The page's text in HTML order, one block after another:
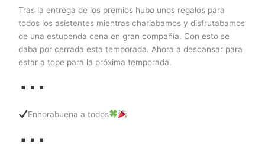
Tras la entrega de los premios hubo unos regalos para
todos los asistentes mientras charlabamos y disfrutabamos
de una estupenda cena en gran compañía. Con esto se
daba por cerrada esta temporada. Ahora a descansar para
estar a tope para la próxima temporada.
Enhorabuena a todos